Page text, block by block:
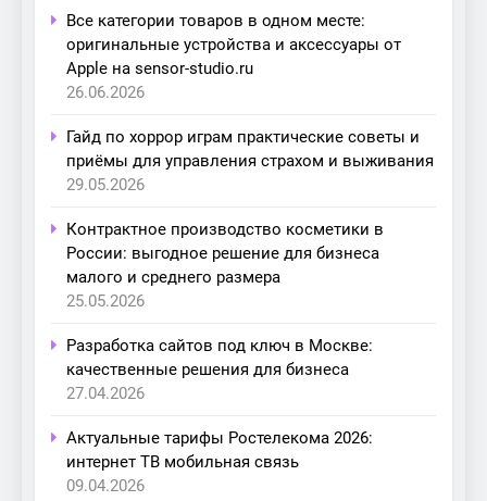
Все категории товаров в одном месте:
оригинальные устройства и аксессуары от
Apple на sensor-studio.ru
26.06.2026
Гайд по хоррор играм практические советы и
приёмы для управления страхом и выживания
29.05.2026
Контрактное производство косметики в
России: выгодное решение для бизнеса
малого и среднего размера
25.05.2026
Разработка сайтов под ключ в Москве:
качественные решения для бизнеса
27.04.2026
Актуальные тарифы Ростелекома 2026:
интернет ТВ мобильная связь
09.04.2026